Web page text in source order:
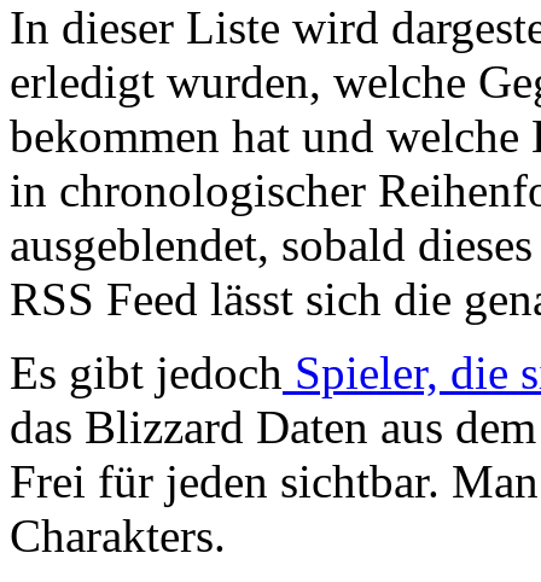
In dieser Liste wird
erledigt wurden, welche
bekommen hat und
in chronologischer
ausgeblendet, sobald
RSS Feed lässt sich die
Es gibt jedoch Spieler, die
das Blizzard Daten aus
Frei für jeden sichtbar.
Charakters.